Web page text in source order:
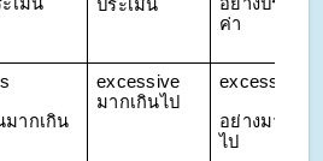
เมิน
ประเมิน
อย่างประเมิน
ค่า
มากเกิน
excessive
มากเกินไป
excessively
อย่างมากเกิน
ไป